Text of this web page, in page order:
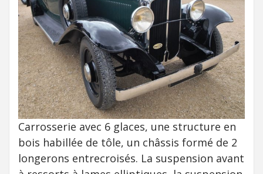
Carrosserie avec 6 glaces, une structure en
bois habillée de tôle, un châssis formé de 2
longerons entrecroisés. La suspension avant